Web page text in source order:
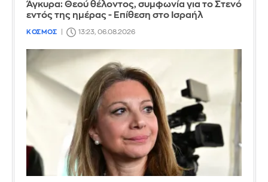
Άγκυρα: Θεού θέλοντος, συμφωνία για το Στενό
εντός της ημέρας - Επίθεση στο Ισραήλ
ΚΟΣΜΟΣ 13:23, 06.08.2026